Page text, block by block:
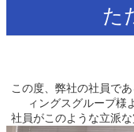
た
この度、弊社の社員で
ィングスグループ様
社員がこのような立派